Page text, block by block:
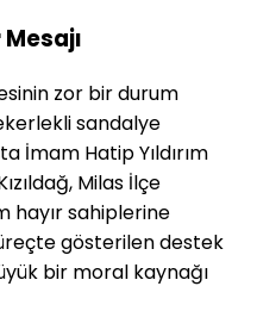
zor bir durum
sandalye
İmam Hatip Yıldırım
Milas İlçe
hayır sahiplerine
gösterilen destek
bir moral kaynağı